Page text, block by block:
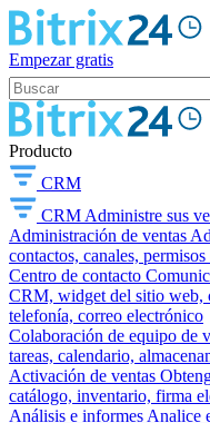
Empezar gratis
Producto
CRM
CRM Administre sus
Administración de ventas
contactos, canales,
Centro de contacto
CRM, widget del sitio web,
telefonía, correo electrónico
Colaboración de equipo de
tareas, calendario,
Activación de ventas
catálogo, inventario, firma
Análisis e informes Analice